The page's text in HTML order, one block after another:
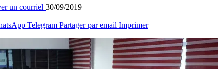
un courriel 30/09/2019
Telegram Partager par email Imprimer